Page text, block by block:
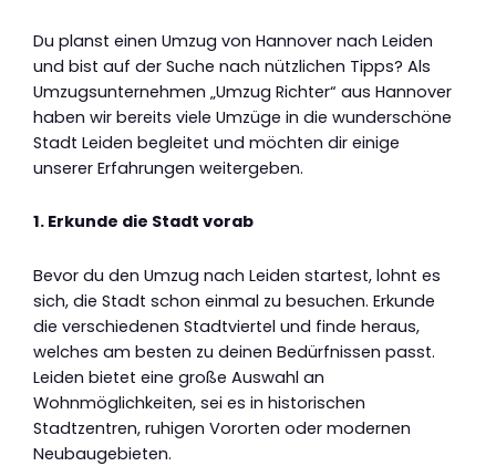
Du planst einen Umzug von Hannover nach Leiden
und bist auf der Suche nach nützlichen Tipps? Als
Umzugsunternehmen „Umzug Richter“ aus Hannover
haben wir bereits viele Umzüge in die wunderschöne
Stadt Leiden begleitet und möchten dir einige
unserer Erfahrungen weitergeben.
1. Erkunde die Stadt vorab
Bevor du den Umzug nach Leiden startest, lohnt es
sich, die Stadt schon einmal zu besuchen. Erkunde
die verschiedenen Stadtviertel und finde heraus,
welches am besten zu deinen Bedürfnissen passt.
Leiden bietet eine große Auswahl an
Wohnmöglichkeiten, sei es in historischen
Stadtzentren, ruhigen Vororten oder modernen
Neubaugebieten.